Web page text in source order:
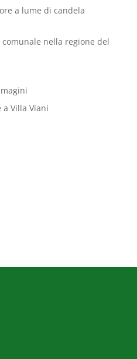
a lume di candela
nella regione del
a Villa Viani